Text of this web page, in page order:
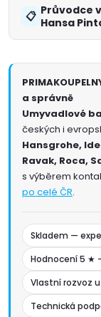
Průvodce
Hansa
a správně
Umyvadlové
českých i
Hansgrohe,
Ravak, Roca,
s výběrem
po celé ČR.
Skladem —
Hodnocení 5 ★
Vlastní rozvoz
Technická